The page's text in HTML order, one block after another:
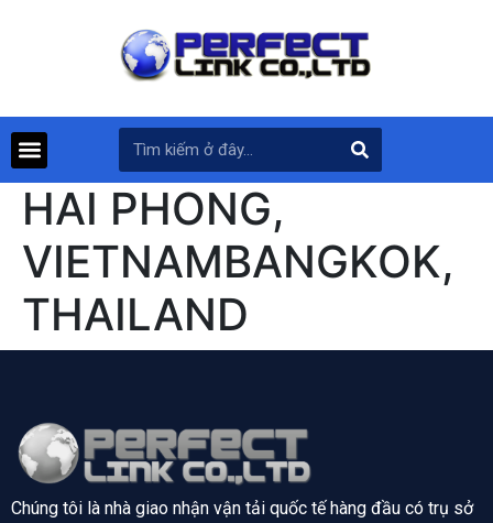
HAI PHONG,
VIETNAMBANGKOK,
THAILAND
Chúng tôi là nhà giao nhận vận tải quốc tế hàng đầu có trụ sở